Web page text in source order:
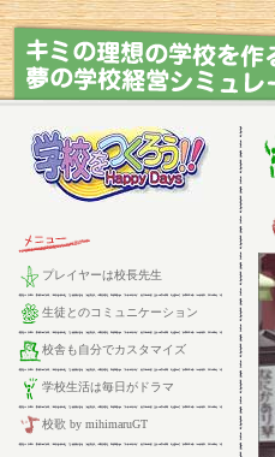
プレイヤーは校長先生
生徒とのコミュニケーション
校舎も自分でカスタマイズ
学校生活は毎日がドラマ
校歌 by mihimaruGT